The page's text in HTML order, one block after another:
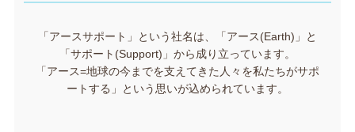
「アースサポート」という社名は、「アース(Earth)」と
「サポート(Support)」から成り立っています。
「アース=地球の今までを支えてきた人々を私たちがサポ
ートする」という思いが込められています。